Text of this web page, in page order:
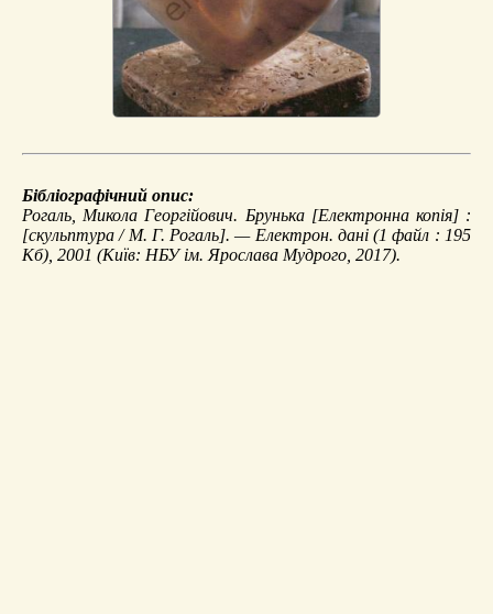
Бібліографічний опис:
Рогаль, Микола Георгійович. Брунька[Електронна копія] :
[скульптура / М. Г. Рогаль]. — Електрон. дані (1 файл : 195
Кб), 2001 (Київ: НБУ ім. Ярослава Мудрого, 2017).